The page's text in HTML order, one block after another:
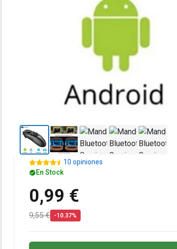
10 opiniones
En Stock
0,99 €
9,55 € -10.37%